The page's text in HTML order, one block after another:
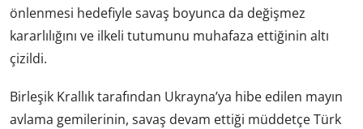
önlenmesi hedefiyle savaş boyunca da değişmez
kararlılığını ve ilkeli tutumunu muhafaza ettiğinin altı
çizildi.
Birleşik Krallık tarafından Ukrayna’ya hibe edilen mayın
avlama gemilerinin, savaş devam ettiği müddetçe Türk